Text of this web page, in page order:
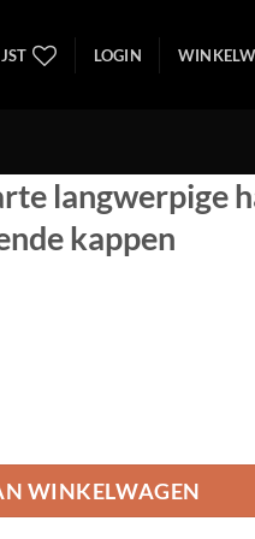
LOGIN
langwerpige
kappen
hanglamp met stijlvolle,
WINKELWAGEN